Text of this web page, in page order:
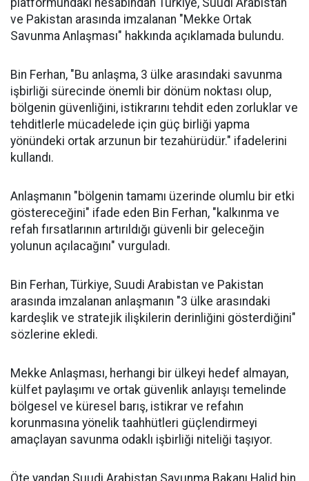
platformundaki hesabından Türkiye, Suudi Arabistan
ve Pakistan arasında imzalanan "Mekke Ortak
Savunma Anlaşması" hakkında açıklamada bulundu.
Bin Ferhan, "Bu anlaşma, 3 ülke arasındaki savunma
işbirliği sürecinde önemli bir dönüm noktası olup,
bölgenin güvenliğini, istikrarını tehdit eden zorluklar ve
tehditlerle mücadelede için güç birliği yapma
yönündeki ortak arzunun bir tezahürüdür." ifadelerini
kullandı.
Anlaşmanın "bölgenin tamamı üzerinde olumlu bir etki
göstereceğini" ifade eden Bin Ferhan, "kalkınma ve
refah fırsatlarının artırıldığı güvenli bir geleceğin
yolunun açılacağını" vurguladı.
Bin Ferhan, Türkiye, Suudi Arabistan ve Pakistan
arasında imzalanan anlaşmanın "3 ülke arasındaki
kardeşlik ve stratejik ilişkilerin derinliğini gösterdiğini"
sözlerine ekledi.
Mekke Anlaşması, herhangi bir ülkeyi hedef almayan,
külfet paylaşımı ve ortak güvenlik anlayışı temelinde
bölgesel ve küresel barış, istikrar ve refahın
korunmasına yönelik taahhütleri güçlendirmeyi
amaçlayan savunma odaklı işbirliği niteliği taşıyor.